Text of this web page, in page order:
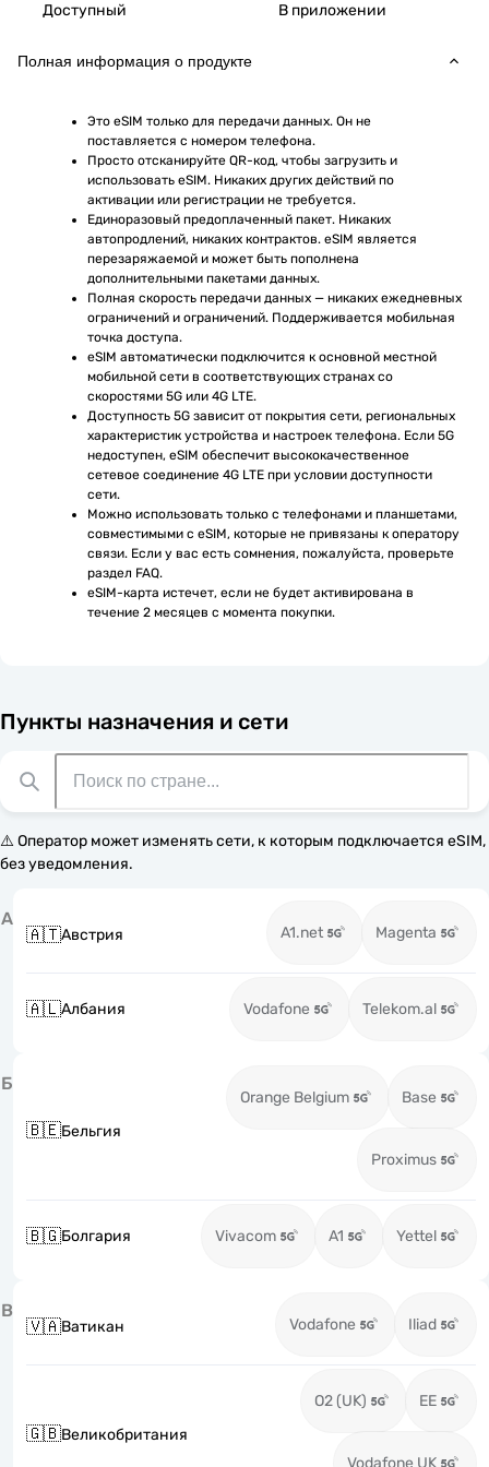
Доступный В приложении
Полная информация о продукте
Это eSIM только для передачи данных. Он не
поставляется с номером телефона.
Просто отсканируйте QR-код, чтобы загрузить и
использовать eSIM. Никаких других действий по
активации или регистрации не требуется.
Единоразовый предоплаченный пакет. Никаких
автопродлений, никаких контрактов. eSIM является
перезаряжаемой и может быть пополнена
дополнительными пакетами данных.
Полная скорость передачи данных — никаких ежедневных
ограничений и ограничений. Поддерживается мобильная
точка доступа.
eSIM автоматически подключится к основной местной
мобильной сети в соответствующих странах со
скоростями 5G или 4G LTE.
Доступность 5G зависит от покрытия сети, региональных
характеристик устройства и настроек телефона. Если 5G
недоступен, eSIM обеспечит высококачественное
сетевое соединение 4G LTE при условии доступности
сети.
Можно использовать только с телефонами и планшетами,
совместимыми с eSIM, которые не привязаны к оператору
связи. Если у вас есть сомнения, пожалуйста, проверьте
раздел FAQ.
eSIM-карта истечет, если не будет активирована в
течение 2 месяцев с момента покупки.
Пункты назначения и сети
⚠️ Оператор может изменять сети, к которым подключается eSIM,
без уведомления.
А
🇦🇹Австрия A1.net Magenta
🇦🇱Албания Vodafone Telekom.al
Б
🇧🇪Бельгия
Orange Belgium Base
Proximus
🇧🇬Болгария Vivacom A1 Yettel
В
🇻🇦Ватикан Vodafone Iliad
🇬🇧Великобритания
O2 (UK) EE
Vodafone UK